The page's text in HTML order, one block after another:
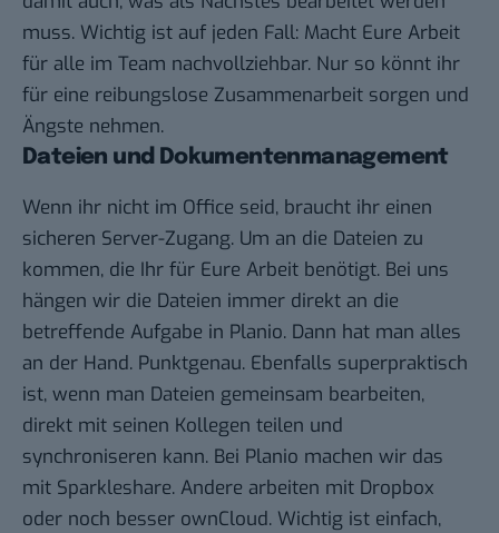
muss. Wichtig ist auf jeden Fall: Macht Eure Arbeit
für alle im Team nachvollziehbar. Nur so könnt ihr
für eine reibungslose Zusammenarbeit sorgen und
Ängste nehmen.
Dateien und Dokumentenmanagement
Wenn ihr nicht im Office seid, braucht ihr einen
sicheren Server-Zugang. Um an die Dateien zu
kommen, die Ihr für Eure Arbeit benötigt. Bei uns
hängen wir die Dateien immer direkt an die
betreffende Aufgabe in Planio. Dann hat man alles
an der Hand. Punktgenau. Ebenfalls superpraktisch
ist, wenn man Dateien gemeinsam bearbeiten,
direkt mit seinen Kollegen teilen und
synchroniseren kann. Bei Planio machen wir das
mit Sparkleshare. Andere arbeiten mit Dropbox
oder noch besser ownCloud. Wichtig ist einfach,